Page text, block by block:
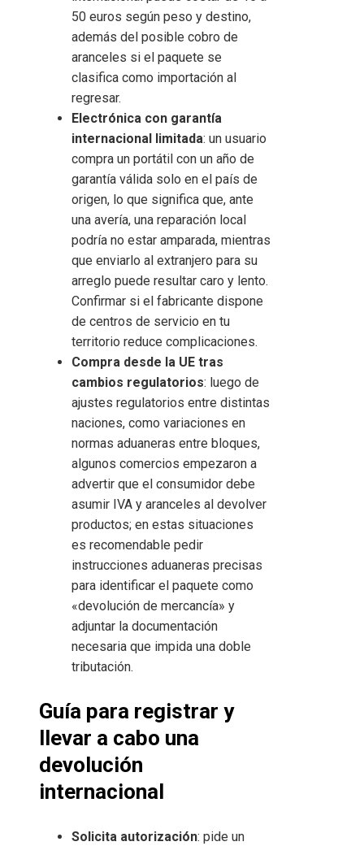
50 euros según peso y destino,
además del posible cobro de
aranceles si el paquete se
clasifica como importación al
regresar.
Electrónica con garantía
internacional limitada: un usuario
compra un portátil con un año de
garantía válida solo en el país de
origen, lo que significa que, ante
una avería, una reparación local
podría no estar amparada, mientras
que enviarlo al extranjero para su
arreglo puede resultar caro y lento.
Confirmar si el fabricante dispone
de centros de servicio en tu
territorio reduce complicaciones.
Compra desde la UE tras
cambios regulatorios: luego de
ajustes regulatorios entre distintas
naciones, como variaciones en
normas aduaneras entre bloques,
algunos comercios empezaron a
advertir que el consumidor debe
asumir IVA y aranceles al devolver
productos; en estas situaciones
es recomendable pedir
instrucciones aduaneras precisas
para identificar el paquete como
«devolución de mercancía» y
adjuntar la documentación
necesaria que impida una doble
tributación.
Guía para registrar y
llevar a cabo una
devolución
internacional
Solicita autorización: pide un